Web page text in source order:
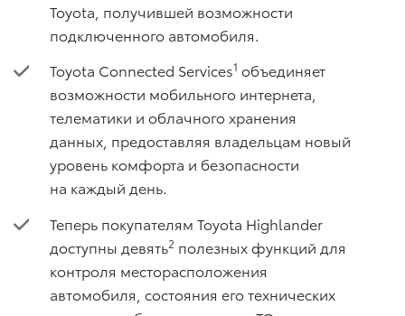
Toyota, получившей возможности
подключенного автомобиля.
Toyota Connected Services1 объединяет
возможности мобильного интернета,
телематики и облачного хранения
данных, предоставляя владельцам новый
уровень комфорта и безопасности
на каждый день.
Теперь покупателям Toyota Highlander
доступны девять2 полезных функций для
контроля месторасположения
автомобиля, состояния его технических